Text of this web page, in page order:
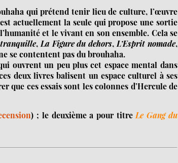
qui prétend tenir lieu de culture, l’œuvre
actuellement la seule qui propose une sortie
et le vivant en son ensemble. Cela se
tranquille, La Figure du dehors, L’Esprit nomade,
se contentent pas du brouhaha.
ouvrent un peu plus cet espace mental dans
deux livres balisent un espace culturel à ses
ces essais sont les colonnes d’Hercule de
) ; le deuxième a pour titreLe Gang du